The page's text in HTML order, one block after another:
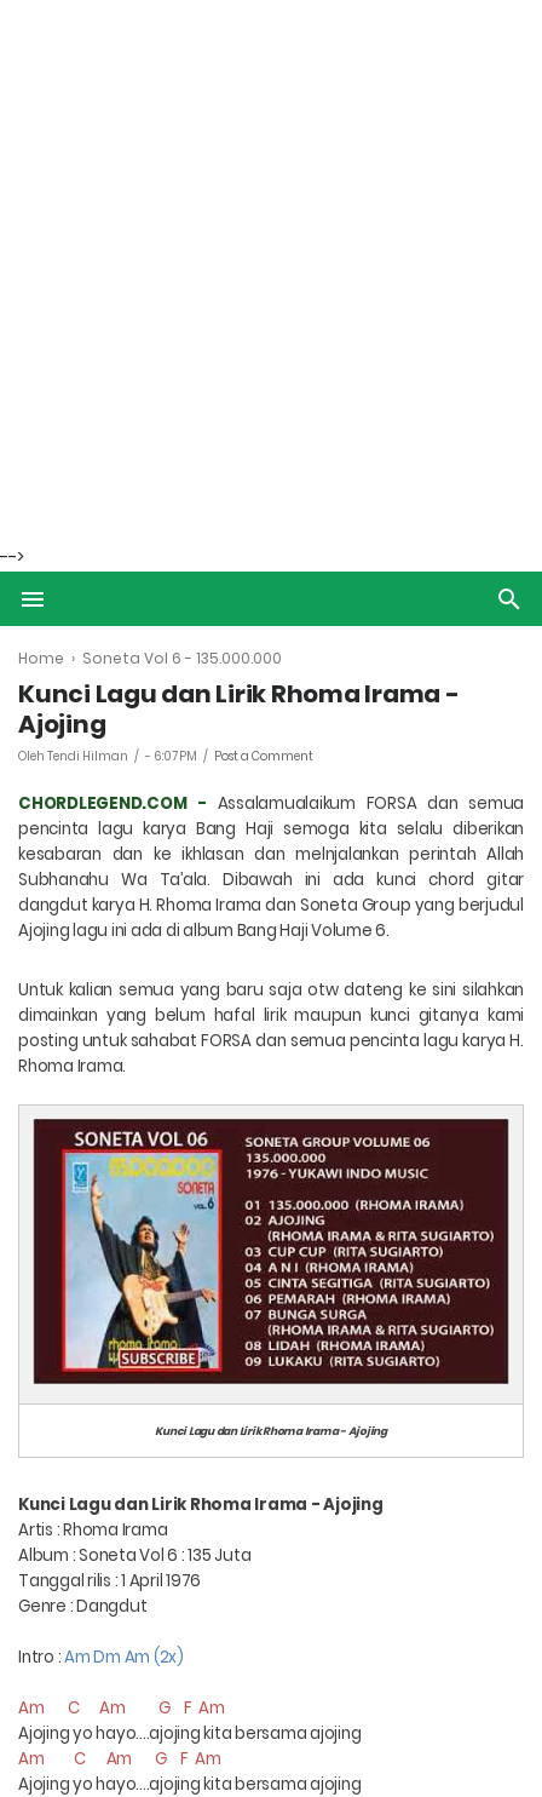
-->
Home › Soneta Vol 6 - 135.000.000
Kunci Lagu dan Lirik Rhoma Irama -
Ajojing
Oleh Tendi Hilman - 6:07 PM Post a Comment
CHORDLEGEND.COM - Assalamualaikum FORSA dan semua
pencinta lagu karya Bang Haji semoga kita selalu diberikan
kesabaran dan ke ikhlasan dan melnjalankan perintahAllah
Subhanahu Wa Ta’ala. Dibawah ini ada kunci chord gitar
dangdut karya H. Rhoma Irama dan Soneta Group yang berjudul
Ajojing lagu ini ada di album Bang Haji Volume 6.
Untuk kalian semua yang baru saja otw dateng ke sini silahkan
dimainkan yang belum hafal lirik maupun kunci gitanya kami
posting untuk sahabat FORSA dan semua pencinta lagu karya H.
Rhoma Irama.
Kunci Lagu dan Lirik Rhoma Irama - Ajojing
Kunci Lagu dan Lirik Rhoma Irama - Ajojing
Artis : Rhoma Irama
Album : Soneta Vol 6 : 135 Juta
Tanggal rilis : 1 April 1976
Genre : Dangdut
Intro :Am Dm Am (2x)
Am C Am G F Am
Ajojing yo hayo....ajojing kita bersama ajojing
Am C Am G F Am
Ajojing yo hayo....ajojing kita bersama ajojing